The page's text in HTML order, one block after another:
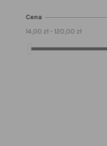
Cena
14,00 zł - 120,00 zł